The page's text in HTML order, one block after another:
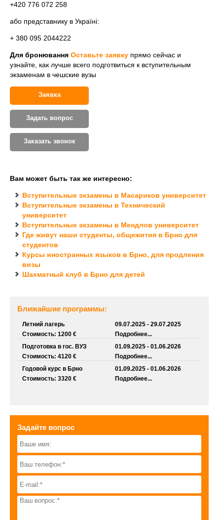
+420 776 072 258
або представнику в Україні:
+ 380 095 2044222
Для бронювання Оставьте заявку прямо сейчас и
узнайте, как лучше всего подготвиться к вступительным
экзаменам в чешские вузы
Заявка
Задать вопрос
Заказать звонок
Вам может быть так же интересно:
Вступительные экзамены в Масариков университет
Вступительные экзамены в Технический
университет
Вступительные экзамены в Мендлов университет
Где живут наши студенты, общежития в Брно для
студентов
Курсы иностранных языков в Брно, для продления
визы
Шахматный клуб в Брно для детей
Ближайшие программы:
Летний лагерь
Стоимость: 1200 €
09.07.2025 - 29.07.2025
Подробнее...
Подготовка в гос. ВУЗ
Стоимость: 4120 €
01.09.2025 - 01.06.2026
Подробнее...
Годовой курс в Брно
Стоимость: 3320 €
01.09.2025 - 01.06.2026
Подробнее...
Задайте вопрос